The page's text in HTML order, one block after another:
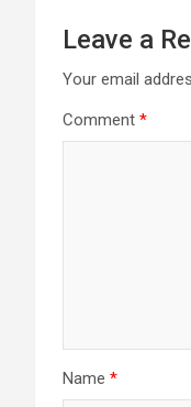
Leave a
Your email
Comment *
Name *